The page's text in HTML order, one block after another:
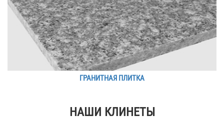
ГРАНИТНАЯ ПЛИТКА
НАШИ КЛИНЕТЫ